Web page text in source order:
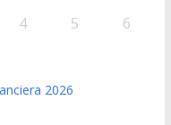
4 5 6
2026